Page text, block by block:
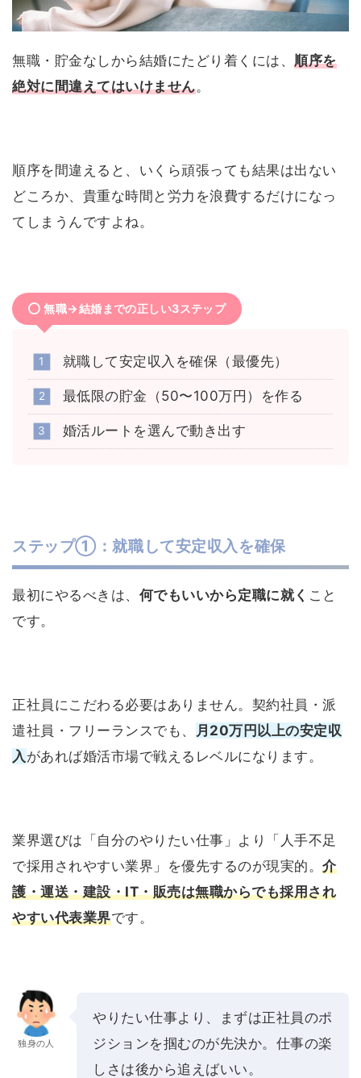
無職・貯金なしから結婚にたどり着くには、順序を
絶対に間違えてはいけません。
順序を間違えると、いくら頑張っても結果は出ない
どころか、貴重な時間と労力を浪費するだけになっ
てしまうんですよね。
無職→結婚までの正しい3ステップ
就職して安定収入を確保（最優先）
最低限の貯金（50〜100万円）を作る
婚活ルートを選んで動き出す
ステップ①：就職して安定収入を確保
最初にやるべきは、 何でもいいから定職に就く こと
です。
正社員にこだわる必要はありません。契約社員・派
遣社員・フリーランスでも、
月20万円以上の安定収
入 があれば婚活市場で戦えるレベルになります。
業界選びは「自分のやりたい仕事」より「人手不足
で採用されやすい業界」を優先するのが現実的。介
護・運送・建設・IT・販売は無職からでも採用され
やすい代表業界です。
独身の人
やりたい仕事より、まずは正社員のポ
ジションを掴むのが先決か。仕事の楽
しさは後から追えばいい。